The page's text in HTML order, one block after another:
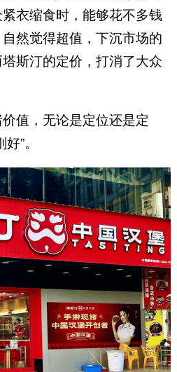
衣缩食时，能够花不多钱
然觉得超值，下沉市场的
斯汀的定价，打消了大众
值，无论是定位还是定
”。